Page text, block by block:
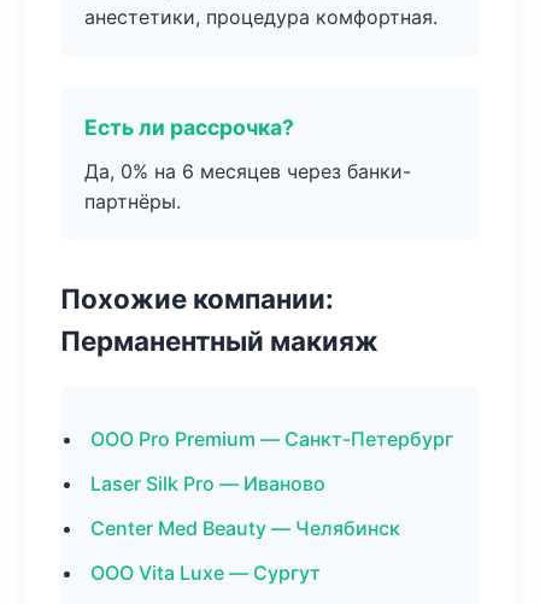
анестетики, процедура комфортная.
Есть ли рассрочка?
Да, 0% на 6 месяцев через банки-
партнёры.
Похожие компании:
Перманентный макияж
ООО Pro Premium — Санкт-Петербург
Laser Silk Pro — Иваново
Center Med Beauty — Челябинск
ООО Vita Luxe — Сургут